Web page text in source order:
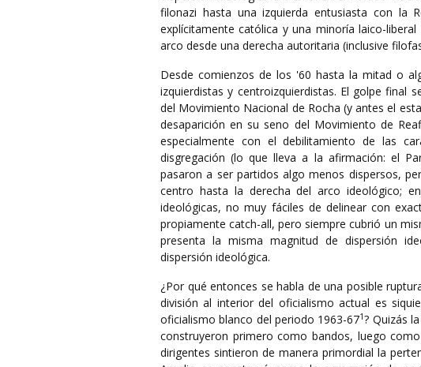
filonazi hasta una izquierda entusiasta con la
explícitamente católica y una minoría laico-
arco desde una derecha autoritaria (inclusive
Desde comienzos de los '60 hasta la mitad o
izquierdistas y centroizquierdistas. El golpe final
del Movimiento Nacional de Rocha (y antes el
desaparición en su seno del Movimiento de
especialmente con el debilitamiento de las
disgregación (lo que lleva a la afirmación: el
pasaron a ser partidos algo menos dispersos,
centro hasta la derecha del arco ideológico;
ideológicas, no muy fáciles de delinear con
propiamente catch-all, pero siempre cubrió un
presenta la misma magnitud de dispersión
dispersión ideológica.
¿Por qué entonces se habla de una posible
división al interior del oficialismo actual es
oficialismo blanco del periodo 1963-671? Quizás
construyeron primero como bandos, luego
dirigentes sintieron de manera primordial la